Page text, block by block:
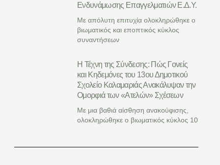
Ενδυνάμωσης Επαγγελματιών Ε.Δ.Υ.
Με απόλυτη επιτυχία ολοκληρώθηκε ο
βιωματικός και εποπτικός κύκλος
συναντήσεων
Η Τέχνη της Σύνδεσης: Πώς Γονείς
και Κηδεμόνες του 13ου Δημοτικού
Σχολείο Καλαμαριάς Ανακάλυψαν την
Ομορφιά των «Ατελών» Σχέσεων
Με μια βαθιά αίσθηση ανακούφισης,
ολοκληρώθηκε ο βιωματικός κύκλος 10